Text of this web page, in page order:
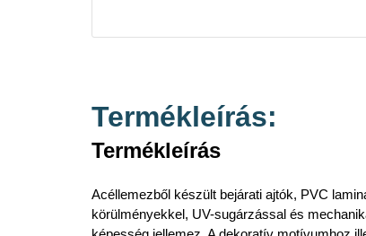
Termékleírás:
Termékleírás
Acéllemezből készült bejárati ajtók, PVC
körülményekkel, UV-sugárzással és